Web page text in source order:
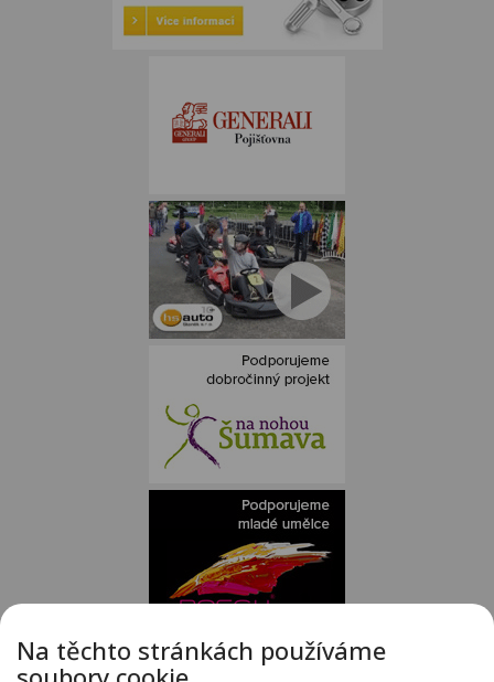
Staněk MOTO - autorizovaný dealer KTM - e-shop s kompletním
Na těchto stránkách používáme